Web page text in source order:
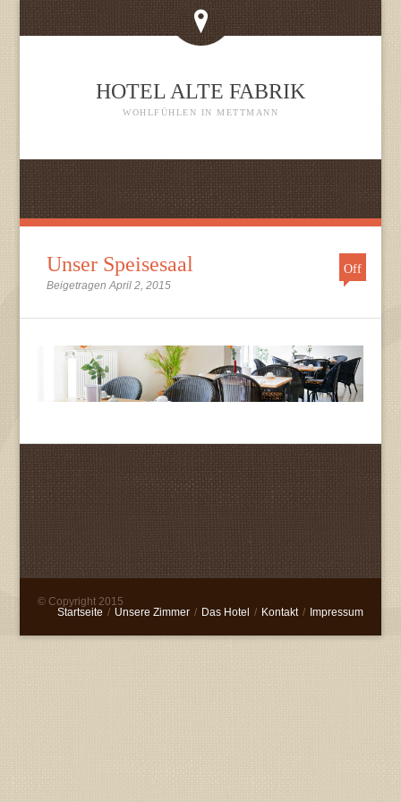
HOTEL ALTE FABRIK
WOHLFÜHLEN IN METTMANN
Unser Speisesaal
Beigetragen April 2, 2015
Off
© Copyright 2015
Startseite / Unsere Zimmer / Das Hotel / Kontakt / Impressum